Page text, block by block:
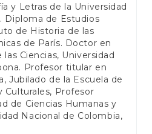
y Letras de la Universidad
Diploma de Estudios
de Historia de las
de París. Doctor en
Ciencias, Universidad
Profesor titular en
Jubilado de la Escuela de
Culturales, Profesor
de Ciencias Humanas y
Nacional de Colombia,